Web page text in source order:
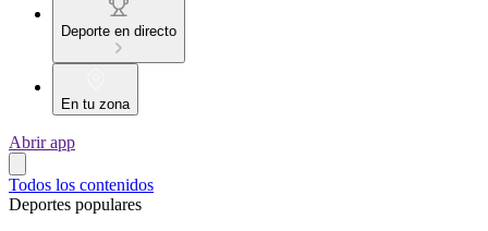
Deporte en directo
En tu zona
Abrir app
Todos los contenidos
Deportes populares